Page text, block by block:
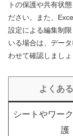
トの保護や共有状
ださい。また、
設定による編集制
いる場合は、デー
わせて確認しましょ
よくあ
シートやワー
護